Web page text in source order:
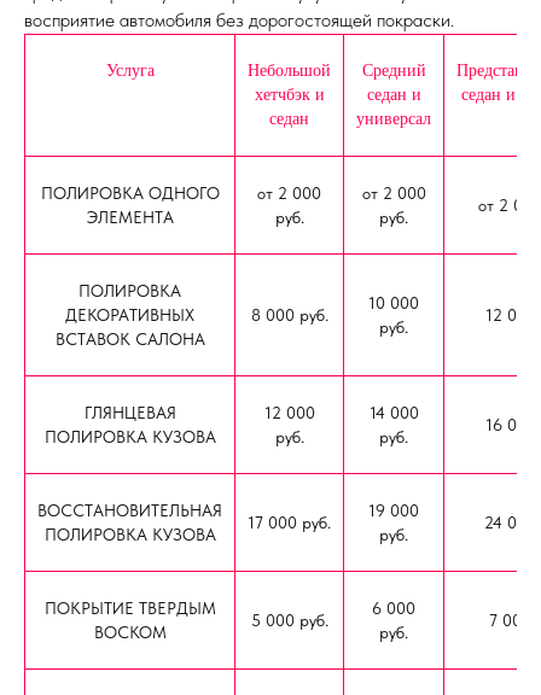
восприятие автомобиля без дорогостоящей покраски.
Услуга
Небольшой
хетчбэк и
седан
Средний
седан и
универсал
седан и
ПОЛИРОВКА ОДНОГО
ЭЛЕМЕНТА
от 2 000
руб.
от 2 000
руб.
от 2
ПОЛИРОВКА
ДЕКОРАТИВНЫХ
ВСТАВОК САЛОНА
8 000 руб.
10 000
руб.
12 000
ГЛЯНЦЕВАЯ
ПОЛИРОВКА КУЗОВА
12 000
руб.
14 000
руб.
16 000
ВОССТАНОВИТЕЛЬНАЯ
ПОЛИРОВКА КУЗОВА
17 000 руб.
19 000
руб.
24 000
ПОКРЫТИЕ ТВЕРДЫМ
ВОСКОМ
5 000 руб.
6 000
руб.
7 000